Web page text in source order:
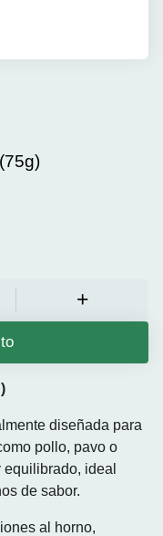
diseñada para
pollo, pavo o
ideal
de sabor.
al horno,